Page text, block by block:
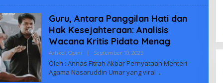
Guru, Antara Panggilan Hati dan
Hak Kesejahteraan: Analisis
Wacana Kritis Pidato Menag
Artikel, Opini September 10, 2025Oleh
Indonesia
Oleh : Annas Fitrah Akbar Pernyataan Menteri
Agama Nasaruddin Umar yang viral